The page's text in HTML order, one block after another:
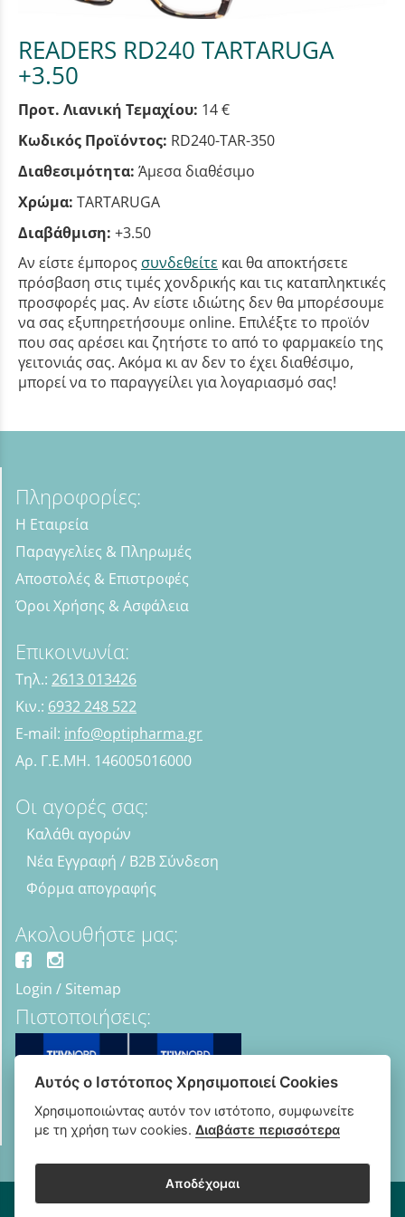
READERS RD240 TARTARUGA
+3.50
Προτ. Λιανική Τεμαχίου: 14 €
Κωδικός Προϊόντος: RD240-TAR-350
Διαθεσιμότητα: Άμεσα διαθέσιμο
Χρώμα: TARTARUGA
Διαβάθμιση: +3.50
Αν είστε έμπορος συνδεθείτε και θα αποκτήσετε
πρόσβαση στις τιμές χονδρικής και τις καταπληκτικές
προσφορές μας. Αν είστε ιδιώτης δεν θα μπορέσουμε
να σας εξυπηρετήσουμε online. Επιλέξτε το προϊόν
που σας αρέσει και ζητήστε το από το φαρμακείο της
γειτονιάς σας. Ακόμα κι αν δεν το έχει διαθέσιμο,
μπορεί να το παραγγείλει για λογαριασμό σας!
Πληροφορίες:
Η Εταιρεία
Παραγγελίες & Πληρωμές
Αποστολές & Επιστροφές
Όροι Χρήσης & Ασφάλεια
Επικοινωνία:
Τηλ.: 2613 013426
Κιν.: 6932 248 522
E-mail: info@optipharma.gr
Αρ. Γ.Ε.ΜΗ. 146005016000
Οι αγορές σας:
Καλάθι αγορών
Νέα Εγγραφή / B2B Σύνδεση
Φόρμα απογραφής
Ακολουθήστε μας:
Login / Sitemap
Πιστοποιήσεις:
Copyright © 2018 - 2026 B2B Οπτικά - Optipharma e-shop
Αυτός ο Ιστότοπος Χρησιμοποιεί Cookies
Χρησιμοποιώντας αυτόν τον ιστότοπο, συμφωνείτε
με τη χρήση των cookies.Διαβάστε περισσότερα
Αποδέχομαι